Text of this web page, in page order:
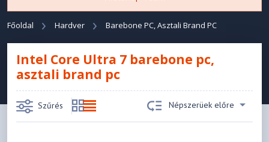
Főoldal Hardver Barebone PC, Asztali Brand PC
Intel Core Ultra 7 barebone pc,
asztali brand pc
Szűrés Népszerüek előre